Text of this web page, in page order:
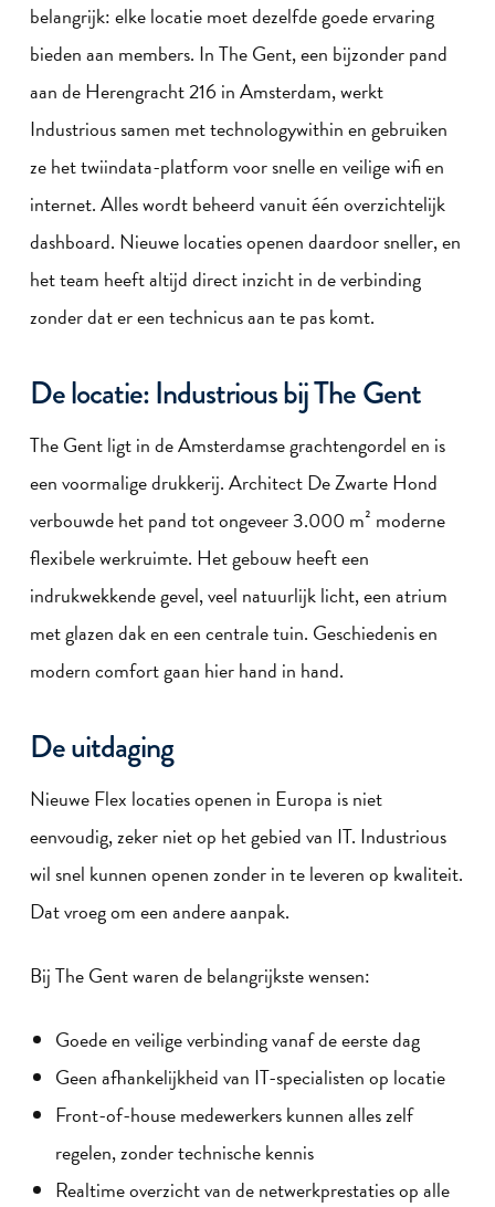
belangrijk: elke locatie moet dezelfde goede ervaring
bieden aan members. In The Gent, een bijzonder pand
aan de Herengracht 216 in Amsterdam, werkt
Industrious samen met technologywithin en gebruiken
ze het twiindata-platform voor snelle en veilige wifi en
internet. Alles wordt beheerd vanuit één overzichtelijk
dashboard. Nieuwe locaties openen daardoor sneller, en
het team heeft altijd direct inzicht in de verbinding
zonder dat er een technicus aan te pas komt.
De locatie: Industrious bij The Gent
The Gent ligt in de Amsterdamse grachtengordel en is
een voormalige drukkerij. Architect De Zwarte Hond
verbouwde het pand tot ongeveer 3.000 m² moderne
flexibele werkruimte. Het gebouw heeft een
indrukwekkende gevel, veel natuurlijk licht, een atrium
met glazen dak en een centrale tuin. Geschiedenis en
modern comfort gaan hier hand in hand.
De uitdaging
Nieuwe Flex locaties openen in Europa is niet
eenvoudig, zeker niet op het gebied van IT. Industrious
wil snel kunnen openen zonder in te leveren op kwaliteit.
Dat vroeg om een andere aanpak.
Bij The Gent waren de belangrijkste wensen:
Goede en veilige verbinding vanaf de eerste dag
Geen afhankelijkheid van IT-specialisten op locatie
Front-of-house medewerkers kunnen alles zelf
regelen, zonder technische kennis
Realtime overzicht van de netwerkprestaties op alle